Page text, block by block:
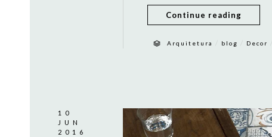
Continue reading
Arquitetura blog Decor
10
JUN
2016